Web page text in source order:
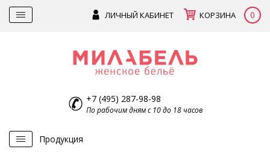
ЛИЧНЫЙ КАБИНЕТ КОРЗИНА 0
+7 (495) 287-98-98
По рабочим дням с 10 до 18 часов
Продукция